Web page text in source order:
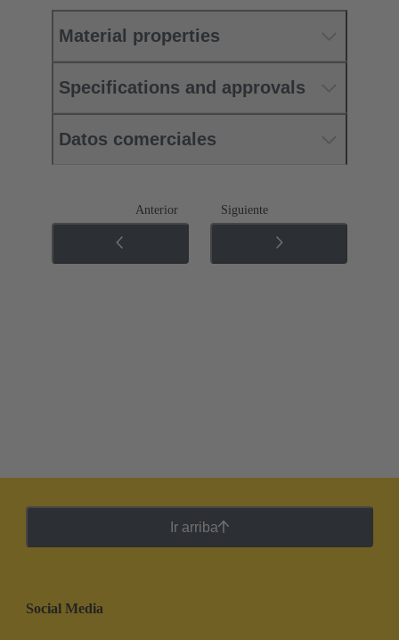
Material properties
Specifications and approvals
Datos comerciales
Anterior Siguiente
Ir arriba
Social Media